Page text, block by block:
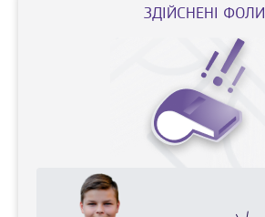
ЗДІЙСНЕНІ ФОЛИ